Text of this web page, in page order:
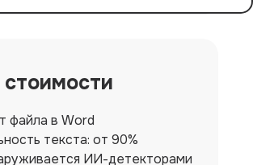
стоимости
файла в Word
текста: от 90%
ИИ-детекторами